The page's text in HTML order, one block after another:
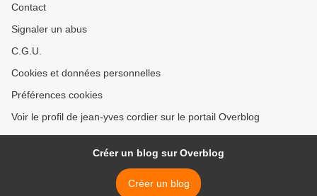
Contact
Signaler un abus
C.G.U.
Cookies et données personnelles
Préférences cookies
Voir le profil de jean-yves cordier sur le portail Overblog
Créer un blog sur Overblog
Créer un blog